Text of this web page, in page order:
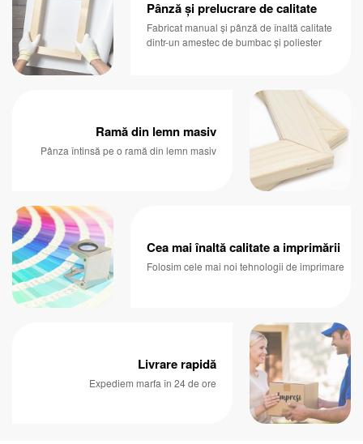
Pânză și prelucrare de calitate
Fabricat manual și pânză de înaltă calitate
dintr-un amestec de bumbac și poliester
Ramă din lemn masiv
Pânza întinsă pe o ramă din lemn masiv
Cea mai înaltă calitate a imprimării
Folosim cele mai noi tehnologii de imprimare
Livrare rapidă
Expediem marfa în 24 de ore